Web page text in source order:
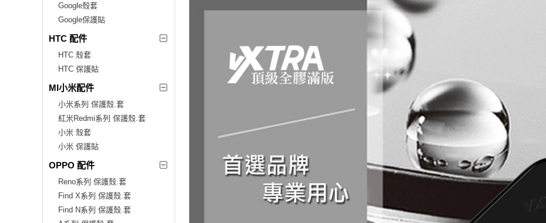
Google殼套
Google保護貼
HTC 配件
HTC 殼套
HTC 保護貼
MI小米配件
小米系列 保護殼.套
紅米Redmi系列 保護殼.套
小米 殼套
小米 保護貼
OPPO 配件
Reno系列 保護殼.套
Find X系列 保護殼.套
Find N系列 保護殼.套